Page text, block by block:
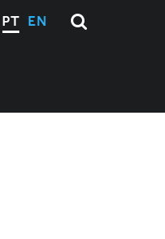
PT EN